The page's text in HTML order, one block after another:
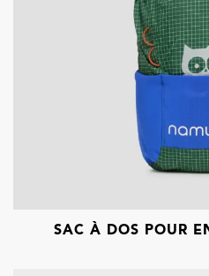
SAC À DOS POUR